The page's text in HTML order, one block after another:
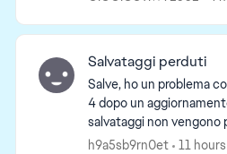
Salvataggi perduti
Salve, ho un problema
4 dopo un
salvataggi non vengono
nella schermata “Carica
h9a5sb9rn0et 11